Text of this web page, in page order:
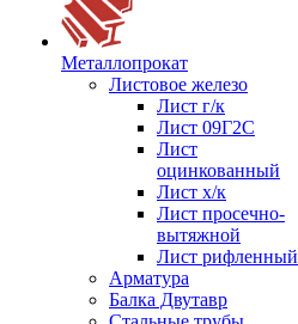
Металлопрокат
Листовое железо
Лист г/к
Лист 09Г2С
Лист
оцинкованный
Лист х/к
Лист просечно-
вытяжной
Лист рифленный
Арматура
Балка Двутавр